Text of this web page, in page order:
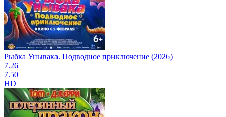
Рыбка Унывака. Подводное приключение (2026)
7.26
7.50
HD